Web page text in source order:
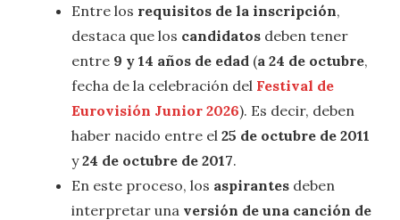
Entre los requisitos de la inscripción,
destaca que los candidatos deben tener
entre 9 y 14 años de edad (a 24 de octubre,
fecha de la celebración del Festival de
Eurovisión Junior 2026). Es decir, deben
haber nacido entre el 25 de octubre de 2011
y24 de octubre de 2017.
En este proceso, los aspirantes deben
interpretar una versión de una canción de